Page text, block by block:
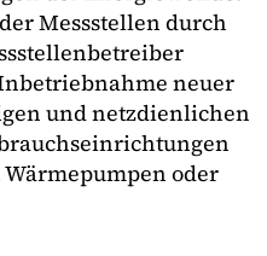
Messstellen durch
neuer
und netzdienlichen
Wärmepumpen oder